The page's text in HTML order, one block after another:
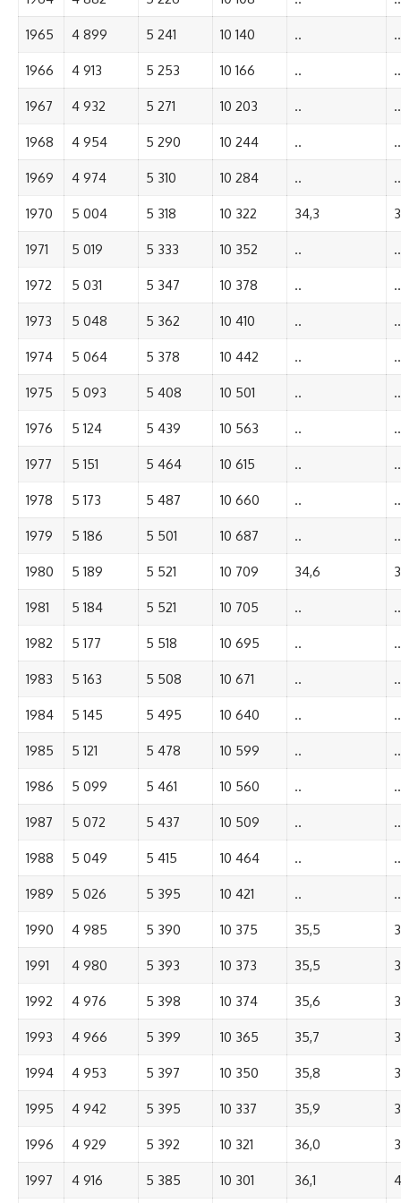
1965 4 899 5 241 10 140 .. ..
1966 4 913 5 253 10 166 .. ..
1967 4 932 5 271 10 203 .. ..
1968 4 954 5 290 10 244 .. ..
1969 4 974 5 310 10 284 .. ..
1970 5 004 5 318 10 322 34,3
1971 5 019 5 333 10 352 .. ..
1972 5 031 5 347 10 378 .. ..
1973 5 048 5 362 10 410 .. ..
1974 5 064 5 378 10 442 .. ..
1975 5 093 5 408 10 501 .. ..
1976 5 124 5 439 10 563 .. ..
1977 5 151 5 464 10 615 .. ..
1978 5 173 5 487 10 660 .. ..
1979 5 186 5 501 10 687 .. ..
1980 5 189 5 521 10 709 34,6
1981 5 184 5 521 10 705 .. ..
1982 5 177 5 518 10 695 .. ..
1983 5 163 5 508 10 671 .. ..
1984 5 145 5 495 10 640 .. ..
1985 5 121 5 478 10 599 .. ..
1986 5 099 5 461 10 560 .. ..
1987 5 072 5 437 10 509 .. ..
1988 5 049 5 415 10 464 .. ..
1989 5 026 5 395 10 421 .. ..
1990 4 985 5 390 10 375 35,5
1991 4 980 5 393 10 373 35,5
1992 4 976 5 398 10 374 35,6
1993 4 966 5 399 10 365 35,7
1994 4 953 5 397 10 350 35,8
1995 4 942 5 395 10 337 35,9
1996 4 929 5 392 10 321 36,0
1997 4 916 5 385 10 301 36,1